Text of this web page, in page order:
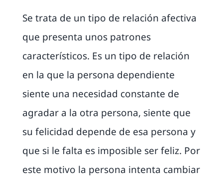
Se trata de un tipo de relación afectiva
que presenta unos patrones
característicos. Es un tipo de relación
en la que la persona dependiente
siente una necesidad constante de
agradar a la otra persona, siente que
su felicidad depende de esa persona y
que si le falta es imposible ser feliz. Por
este motivo la persona intenta cambiar